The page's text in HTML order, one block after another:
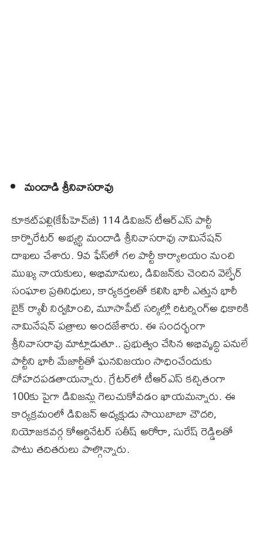
మందాడి శ్రీనివాసరావు
కూకట్‌పల్లి(కేపీహెచ్‌బీ) 114 డివిజన్ టీఆర్‌ఎస్‌ పార్టీ
కార్పొరేటర్ అభ్యర్థి మందాడి శ్రీనివాసరావు నామినేషన్
దాఖలు చేశారు. 9వ ఫేస్‌లో గల పార్టీ కార్యాలయం నుంచి
ముఖ్య నాయకులు, అభిమానులు, డివిజన్‌కు చెందిన వెల్ఫేర్‌
సంఘాల ప్రతినిధులు, కార్యకర్తలతో కలిసి భారీ ఎత్తున భారీ
బైక్ ర్యాలీ నిర్వహించి, మూసాపేట్ సర్కిల్లో రిటర్నింగ్అ ధికారికి
నామినేషన్ పత్రాలు అందజేశారు. ఈ సందర్భంగా
శ్రీనివాసరావు మాట్లాడుతూ.. ప్రభుత్వం చేసిన అభివృద్ధి పనులే
పార్టీని భారీ మేజార్టీతో ఘనవిజయం సాధించేందుకు
దోహదపడతాయన్నారు. గ్రేటర్‌లో టీఆర్‌ఎస్‌ కచ్చితంగా
100కు పైగా డివిజన్లు గెలుచుకోవడం ఖాయమన్నారు. ఈ
కార్యక్రమంలో డివిజన్ అధ్యక్షుడు సాయిబాబా చౌదరి,
నియోజకవర్గ కోఆర్డినేటర్ సతీష్ అరోరా, సురేష్ రెడ్డిలతో
పాటు తదితరులు పాల్గొన్నారు.